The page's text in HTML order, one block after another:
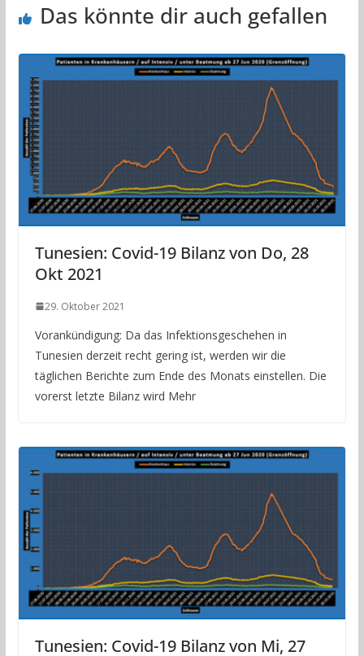
Das könnte dir auch gefallen
Tunesien: Covid-19 Bilanz von Do, 28
Okt 2021
29. Oktober 2021
Vorankündigung: Da das Infektionsgeschehen in
Tunesien derzeit recht gering ist, werden wir die
täglichen Berichte zum Ende des Monats einstellen. Die
vorerst letzte Bilanz wird Mehr
Tunesien: Covid-19 Bilanz von Mi, 27